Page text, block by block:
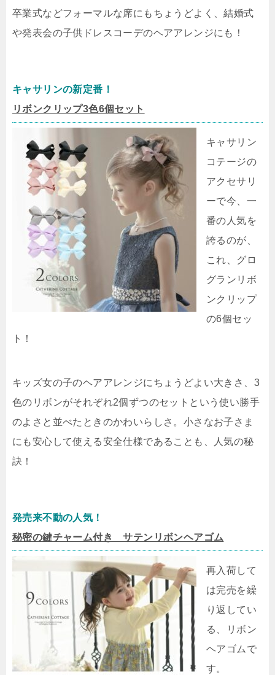
卒業式などフォーマルな席にもちょうどよく、結婚式
や発表会の子供ドレスコーデのヘアアレンジにも！
キャサリンの新定番！
リボンクリップ3色6個セット
キャサリン
コテージの
アクセサリ
ーで今、一
番の人気を
誇るのが、
これ、グロ
グランリボ
ンクリップ
の6個セッ
ト！
キッズ女の子のヘアアレンジにちょうどよい大きさ、3
色のリボンがそれぞれ2個ずつのセットという使い勝手
のよさと並べたときのかわいらしさ。小さなお子さま
にも安心して使える安全仕様であることも、人気の秘
訣！
発売来不動の人気！
秘密の鍵チャーム付き サテンリボンヘアゴム
再入荷して
は完売を繰
り返してい
る、リボン
ヘアゴムで
す。